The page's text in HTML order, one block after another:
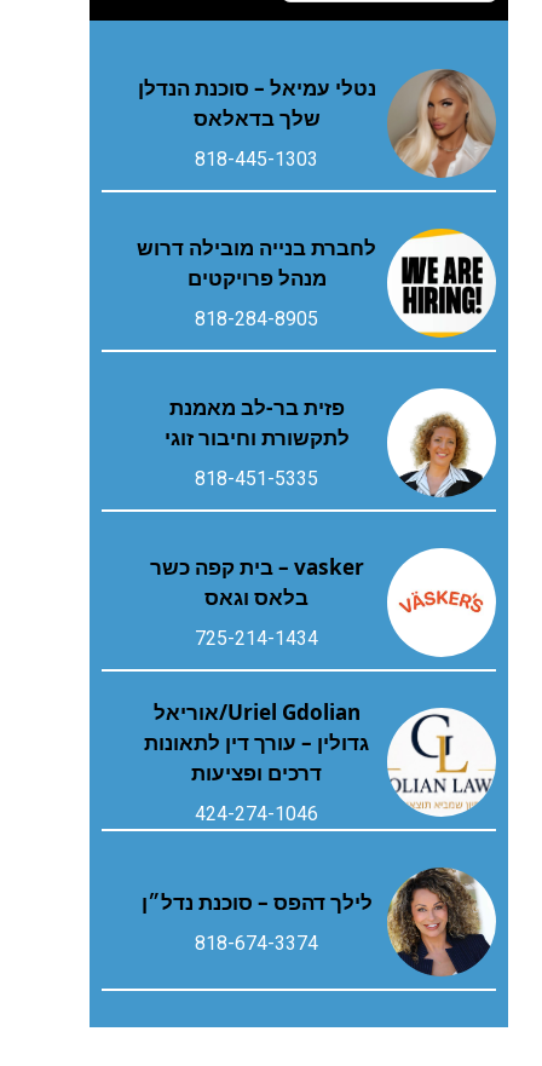
נטלי עמיאל – סוכנת הנדלן
שלך בדאלאס
818-445-1303
לחברת בנייה מובילה דרוש
מנהל פרויקטים
818-284-8905
פזית בר-לב מאמנת
לתקשורת וחיבור זוגי
818-451-5335
vasker – בית קפה כשר
בלאס וגאס
725-214-1434
Uriel Gdolian/אוריאל
גדולין – עורך דין לתאונות
דרכים ופציעות
424-274-1046
לילך דהפס – סוכנת נדל״ן
818-674-3374